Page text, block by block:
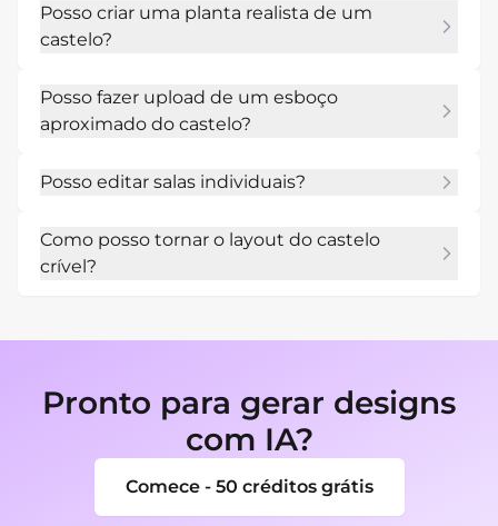
se você precisa de um layout com ou sem
grade.
Posso criar uma planta realista de um
castelo?
pátios, espaços de serviço e circulação
defensiva para tornar o layout mais confiável.
Posso fazer upload de um esboço
aproximado do castelo?
Design para limpá-lo, rotular salas ou
fantasia.
Posso editar salas individuais?
adicionar torres, ajustar paredes ou alterar o
estilo da planta.
Como posso tornar o layout do castelo
crível?
Pronto para gerar designs
com IA?
Comece - 50 créditos grátis